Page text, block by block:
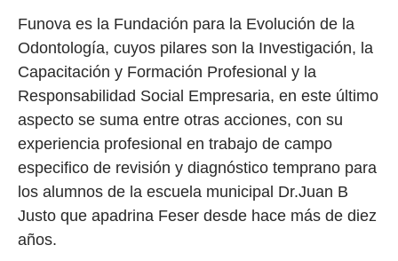
Funova es la Fundación para la Evolución de la
Odontología, cuyos pilares son la Investigación, la
Capacitación y Formación Profesional y la
Responsabilidad Social Empresaria, en este último
aspecto se suma entre otras acciones, con su
experiencia profesional en trabajo de campo
especifico de revisión y diagnóstico temprano para
los alumnos de la escuela municipal Dr.Juan B
Justo que apadrina Feser desde hace más de diez
años.